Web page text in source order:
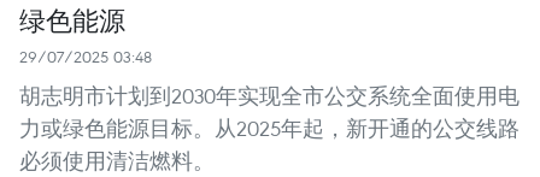
绿色能源
29/07/2025 03:48
胡志明市计划到2030年实现全市公交系统全面使用电
力或绿色能源目标。从2025年起，新开通的公交线路
必须使用清洁燃料。